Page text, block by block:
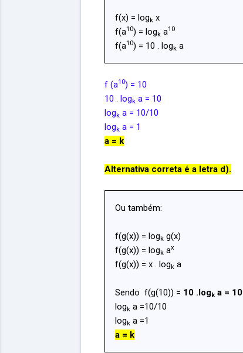
f(x) = logk x
f(a10) = logk a10
f(a10) = 10 . logk a
f (a10) = 10
10 . logk a = 10
logk a = 10/10
logk a = 1
a = k
Alternativa correta é a letra d).
Ou também:
f(g(x)) = logk g(x)
f(g(x)) = logk ax
f(g(x)) = x . logk a
Sendo f(g(10)) = 10 .logk a = 10
logk a =10/10
logk a =1
a = k